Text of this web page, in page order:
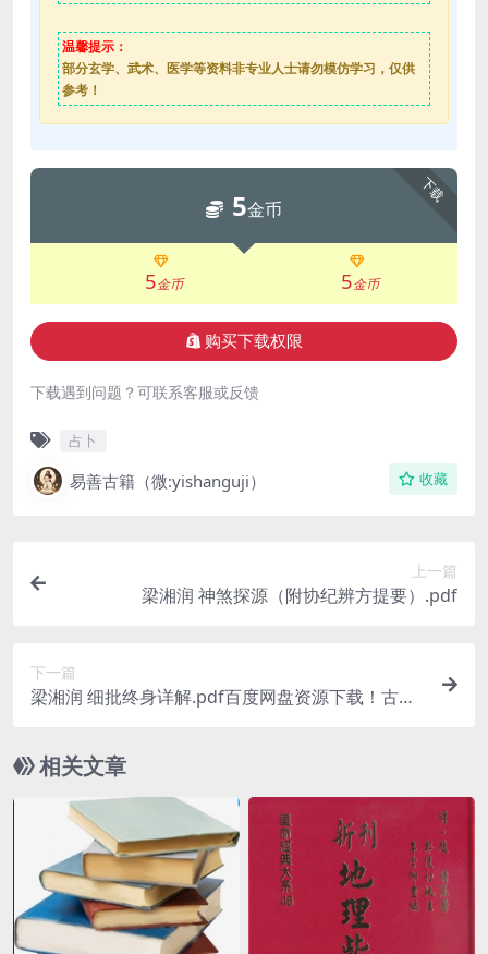
温馨提示：
部分玄学、武术、医学等资料非专业人士请勿模仿学习，仅供
参考！
下载
5金币
5金币 5金币
购买下载权限
下载遇到问题？可联系客服或反馈
占卜
易善古籍（微:yishanguji） 收藏
上一篇
梁湘润 神煞探源（附协纪辨方提要）.pdf
下一篇
梁湘润 细批终身详解.pdf百度网盘资源下载！古籍
相关文章